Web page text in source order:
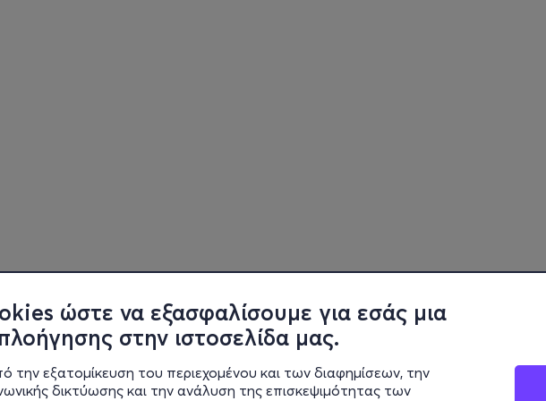
ώστε να εξασφαλίσουμε για εσάς μια
στην ιστοσελίδα μας.
την εξατομίκευση του περιεχομένου και των διαφημίσεων, την
δικτύωσης και την ανάλυση της επισκεψιμότητας των